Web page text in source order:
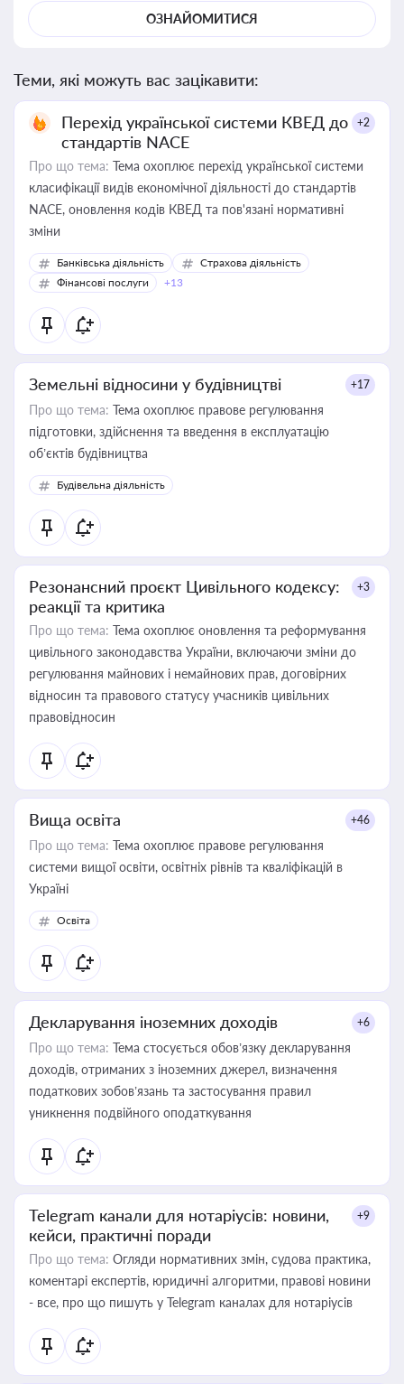
ОЗНАЙОМИТИСЯ
Теми, які можуть вас зацікавити:
Перехід української системи КВЕД до
стандартів NACE
+2
Про що тема: Тема охоплює перехід української системи
класифікації видів економічної діяльності до стандартів
NACE, оновлення кодів КВЕД та пов'язані нормативні
зміни
Банківська діяльність
Страхова діяльність
Фінансові послуги
+13
Земельні відносини у будівництві +17
Про що тема: Тема охоплює правове регулювання
підготовки, здійснення та введення в експлуатацію
об’єктів будівництва
Будівельна діяльність
Резонансний проєкт Цивільного кодексу:
реакції та критика
+3
Про що тема: Тема охоплює оновлення та реформування
цивільного законодавства України, включаючи зміни до
регулювання майнових і немайнових прав, договірних
відносин та правового статусу учасників цивільних
правовідносин
Вища освіта +46
Про що тема: Тема охоплює правове регулювання
системи вищої освіти, освітніх рівнів та кваліфікацій в
Україні
Освіта
Декларування іноземних доходів +6
Про що тема: Тема стосується обов’язку декларування
доходів, отриманих з іноземних джерел, визначення
податкових зобов’язань та застосування правил
уникнення подвійного оподаткування
Telegram канали для нотаріусів: новини,
кейси, практичні поради
+9
Про що тема: Огляди нормативних змін, судова практика,
коментарі експертів, юридичні алгоритми, правові новини
- все, про що пишуть у Telegram каналах для нотаріусів